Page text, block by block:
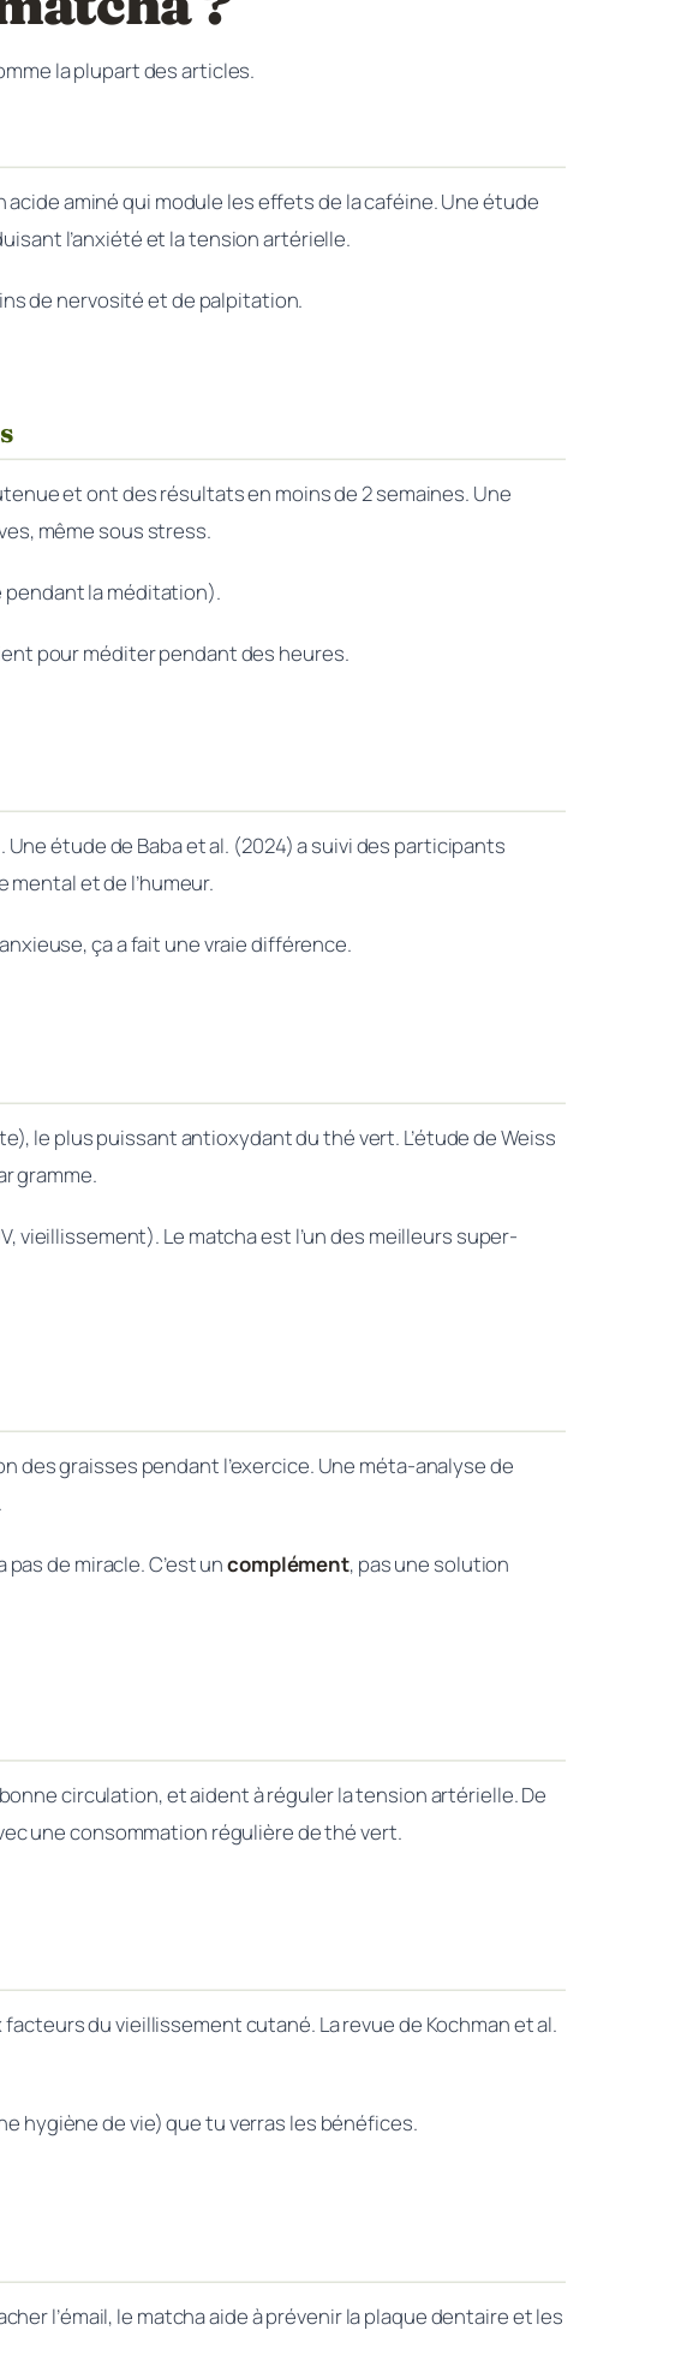
la plupart des articles.
acide aminé qui module les effets de la caféine. Une étude
l’anxiété et la tension artérielle.
de nervosité et de palpitation.
et ont des résultats en moins de 2 semaines. Une
même sous stress.
pendant la méditation).
pour méditer pendant des heures.
étude de Baba et al. (2024) a suivi des participants
et de l’humeur.
ça a fait une vraie différence.
le plus puissant antioxydant du thé vert. L’étude de Weiss
gramme.
Le matcha est l’un des meilleurs super-
des graisses pendant l’exercice. Une méta-analyse de
de miracle. C’est uncomplément, pas une solution
circulation, et aident à réguler la tension artérielle. De
une consommation régulière de thé vert.
du vieillissement cutané. La revue de Kochman et al.
hygiène de vie) que tu verras les bénéfices.
l’émail, le matcha aide à prévenir la plaque dentaire et les